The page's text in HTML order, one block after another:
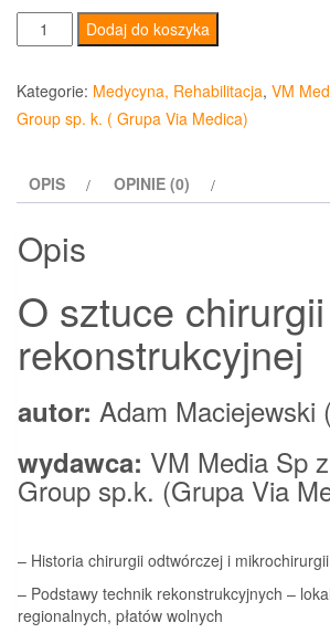
ilość
O
sztuce
chirurgii
rekonstrukcyjnej
Dodaj do koszyka
Kategorie: Medycyna, Rehabilitacja, VM
Group sp. k. ( Grupa Via Medica)
OPIS OPINIE (0)
Opis
O sztuce chirurgii
rekonstrukcyjnej
autor: Adam Maciejewski
wydawca: VM Media Sp
Group sp.k. (Grupa Via
– Historia chirurgii odtwórczej i
– Podstawy technik rekonstrukcyjnych –
regionalnych, płatów wolnych